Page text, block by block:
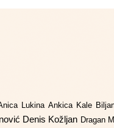
Lukina Ankica Kale
Denis Kožljan Dragan